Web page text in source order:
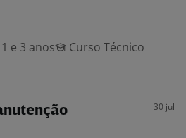
e 3 anos
Curso Técnico
30 jul